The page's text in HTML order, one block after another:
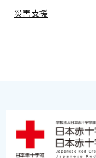
災害支援